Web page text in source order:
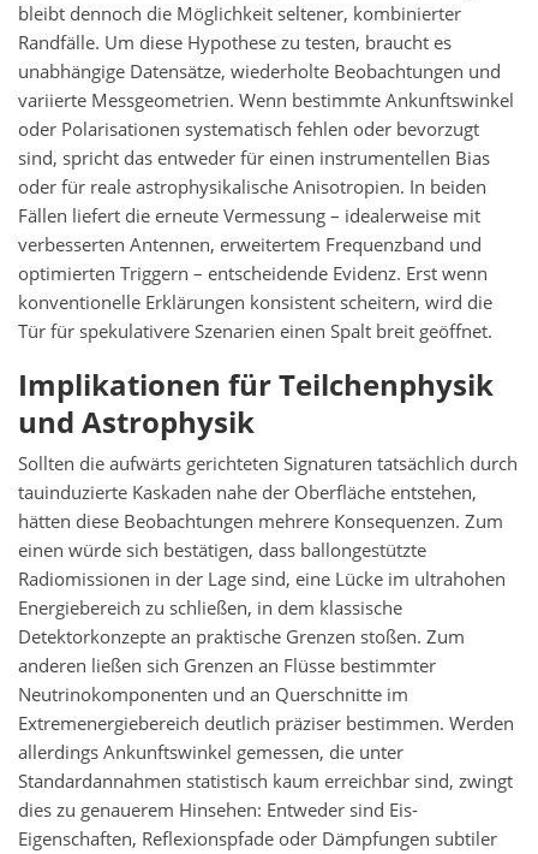
bleibt dennoch die Möglichkeit seltener, kombinierter
Randfälle. Um diese Hypothese zu testen, braucht es
unabhängige Datensätze, wiederholte Beobachtungen und
variierte Messgeometrien. Wenn bestimmte Ankunftswinkel
oder Polarisationen systematisch fehlen oder bevorzugt
sind, spricht das entweder für einen instrumentellen Bias
oder für reale astrophysikalische Anisotropien. In beiden
Fällen liefert die erneute Vermessung – idealerweise mit
verbesserten Antennen, erweitertem Frequenzband und
optimierten Triggern – entscheidende Evidenz. Erst wenn
konventionelle Erklärungen konsistent scheitern, wird die
Tür für spekulativere Szenarien einen Spalt breit geöffnet.
Implikationen für Teilchenphysik
und Astrophysik
Sollten die aufwärts gerichteten Signaturen tatsächlich durch
tauinduzierte Kaskaden nahe der Oberfläche entstehen,
hätten diese Beobachtungen mehrere Konsequenzen. Zum
einen würde sich bestätigen, dass ballongestützte
Radiomissionen in der Lage sind, eine Lücke im ultrahohen
Energiebereich zu schließen, in dem klassische
Detektorkonzepte an praktische Grenzen stoßen. Zum
anderen ließen sich Grenzen an Flüsse bestimmter
Neutrinokomponenten und an Querschnitte im
Extremenergiebereich deutlich präziser bestimmen. Werden
allerdings Ankunftswinkel gemessen, die unter
Standardannahmen statistisch kaum erreichbar sind, zwingt
dies zu genauerem Hinsehen: Entweder sind Eis-
Eigenschaften, Reflexionspfade oder Dämpfungen subtiler